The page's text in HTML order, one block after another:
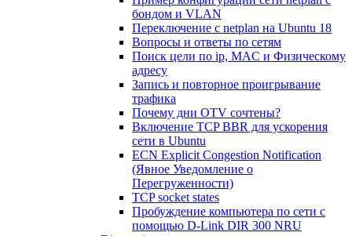
бондом и VLAN
Переключение с netplan на Ubuntu 18
Вопросы и ответы по сетям
Поиск цели по ip, MAC и Физическому
адресу
Запись и повторное проигрывание
трафика
Почему дни OTV сочтены?
Включение TCP BBR для ускорения
сети в Ubuntu
ECN Explicit Congestion Notification
(Явное Уведомление о
Перегруженности)
TCP socket states
Пробуждение компьютера по сети с
помощью D-Link DIR 300 NRU